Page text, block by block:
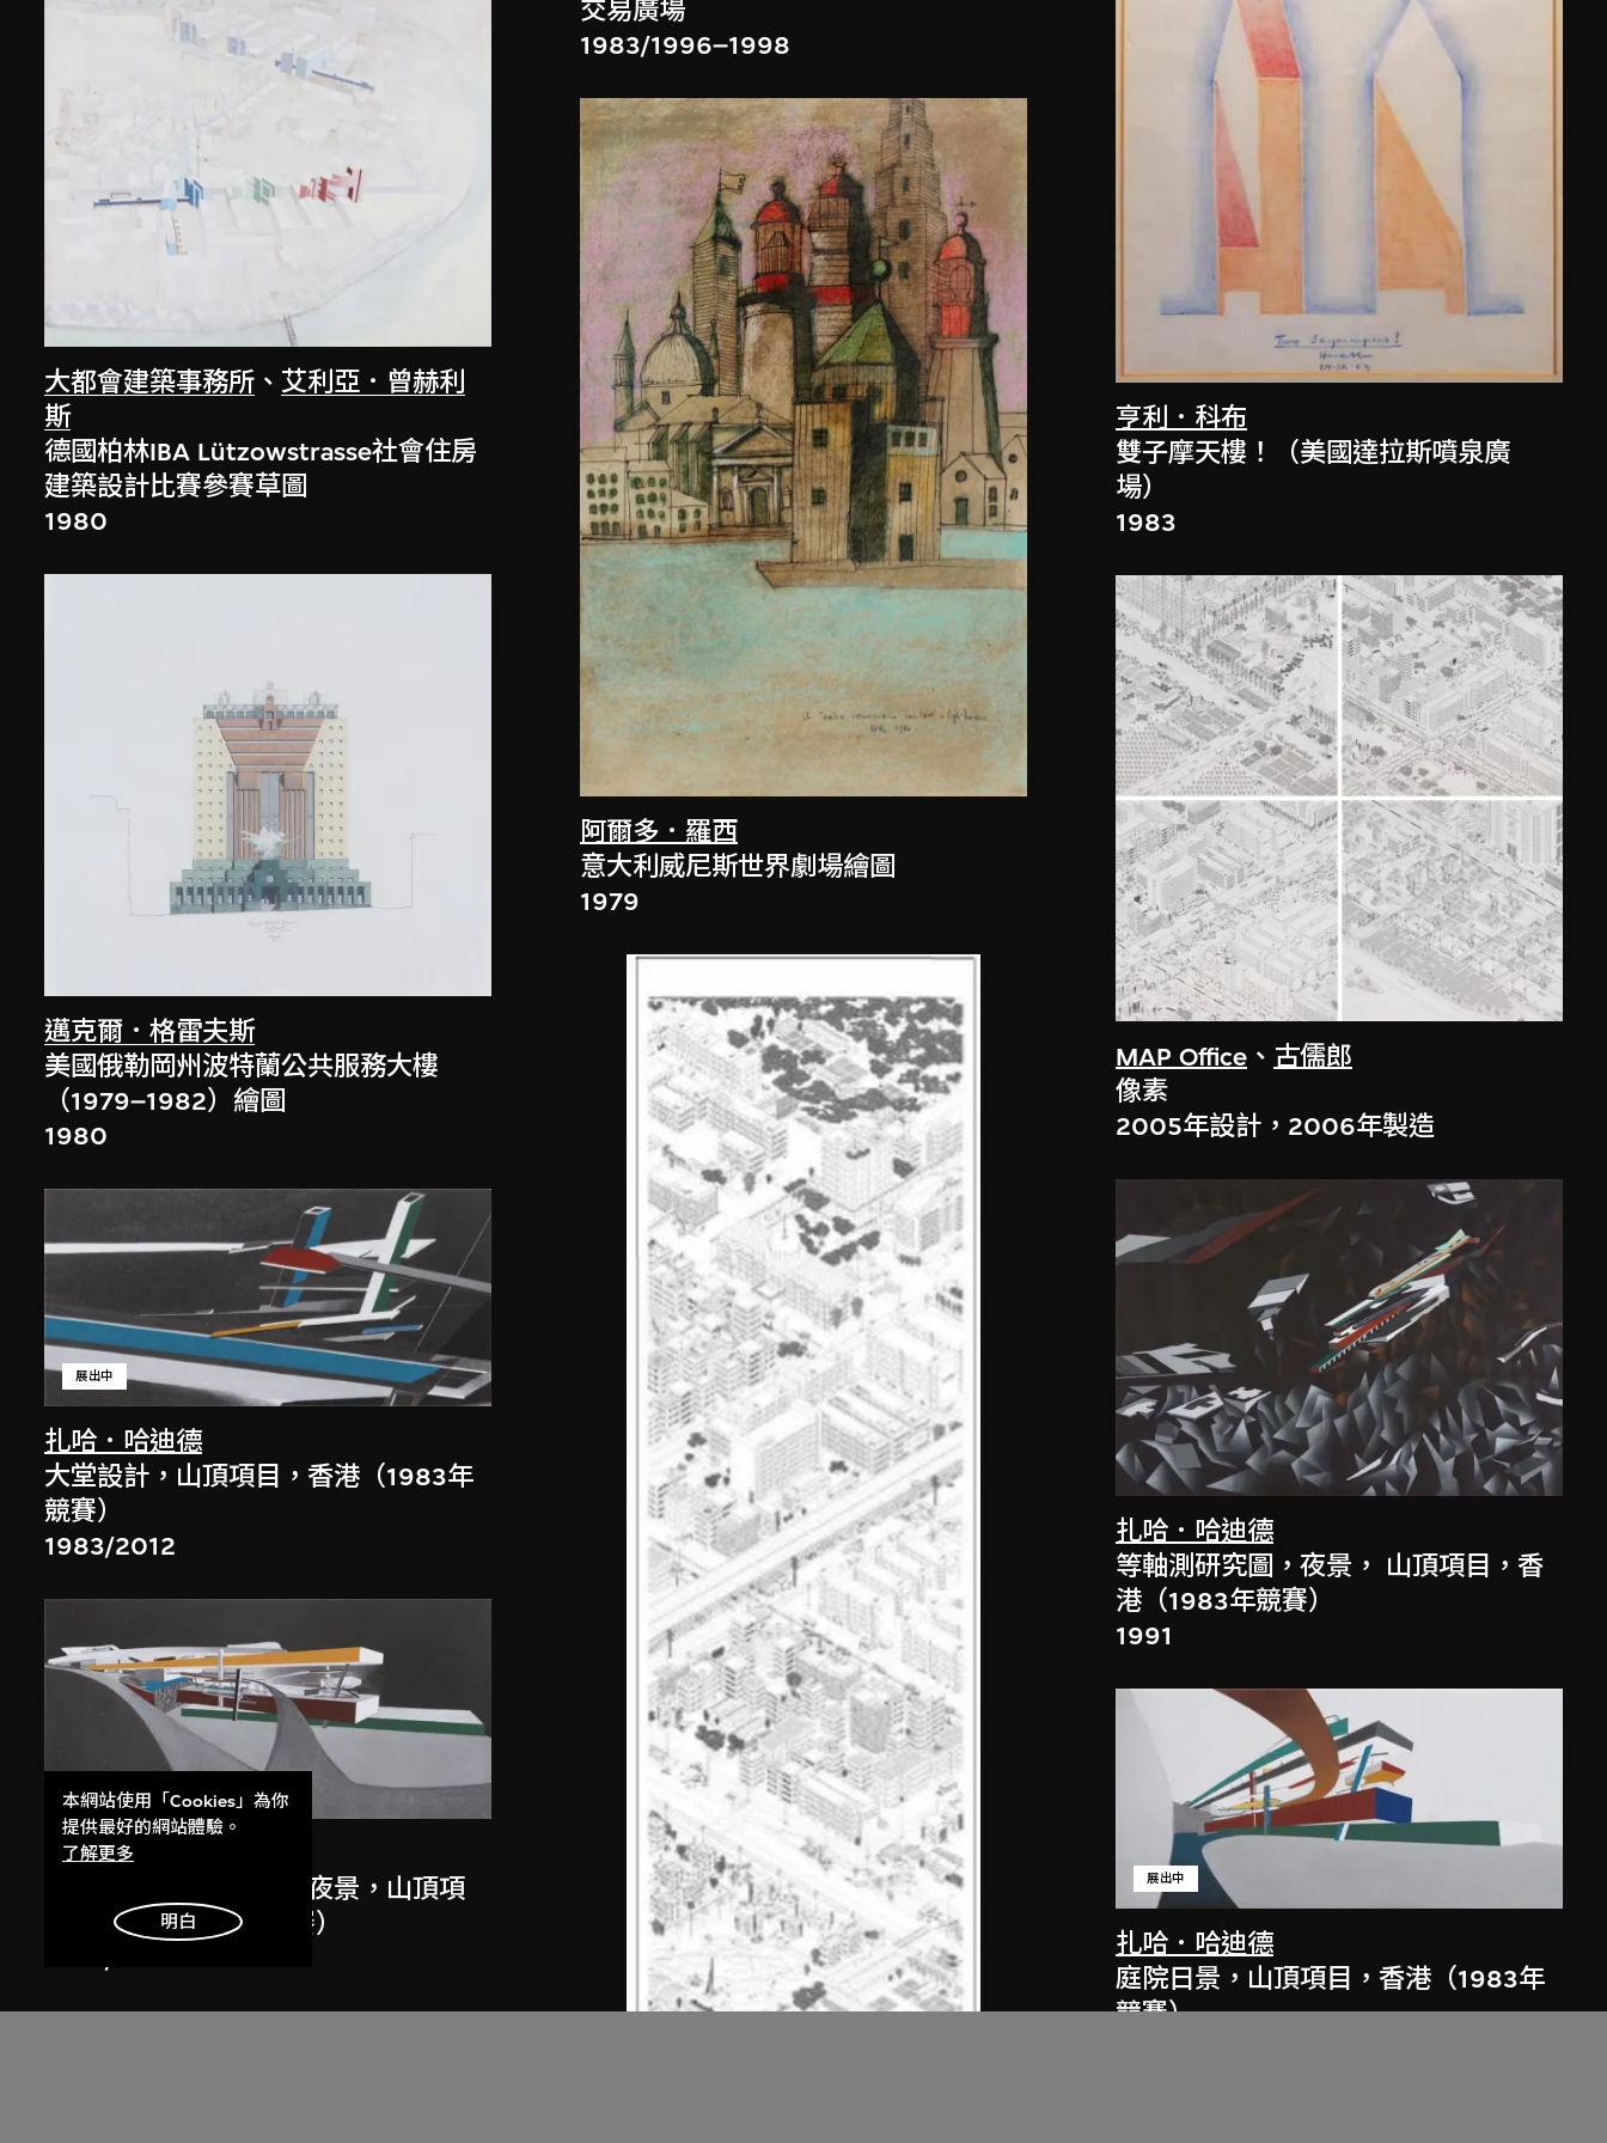
大都會建築事務所 、艾利亞．曾赫利
斯
德國柏林IBA Lützowstrasse社會住房
建築設計比賽參賽草圖
1980
邁克爾．格雷夫斯
美國俄勒岡州波特蘭公共服務大樓
（1979–1982）繪圖
1980
扎哈．哈迪德
展出中
大堂設計，山頂項目，香港（1983年
競賽）
1983/2012
扎哈．哈迪德
斜坡入口／坡度入口，夜景，山頂項
目，香港（1983年競賽）
交易廣場
1983/1996–1998
阿爾多．羅西
意大利威尼斯世界劇場繪圖
1979
亨利．科布
雙子摩天樓！（美國達拉斯噴泉廣
場）
1983
MAP Office 、 古儒郎
像素
2005年設計，2006年製造
扎哈．哈迪德
等軸測研究圖，夜景， 山頂項目，香
港（1983年競賽）
1991
扎哈．哈迪德
展出中
庭院日景，山頂項目，香港（1983年
競賽）
本網站使用「Cookies」為你
提供最好的網站體驗。
了解更多
明白